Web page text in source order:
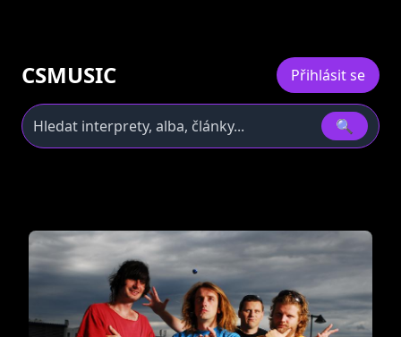
CSMUSIC Přihlásit se
🔍